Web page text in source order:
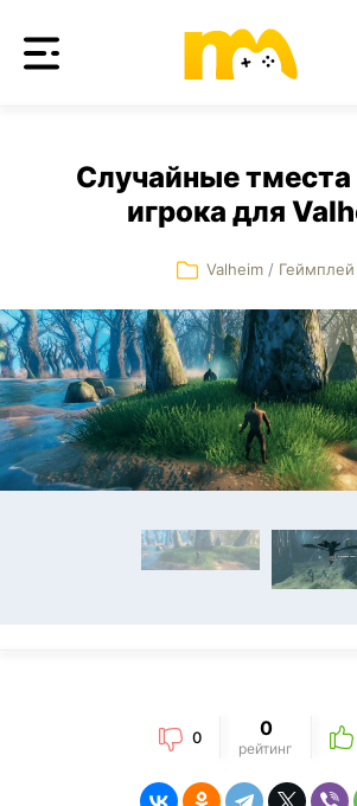
Случайные тместа
игрока для
Valheim / Геймплей
0 0
рейтинг